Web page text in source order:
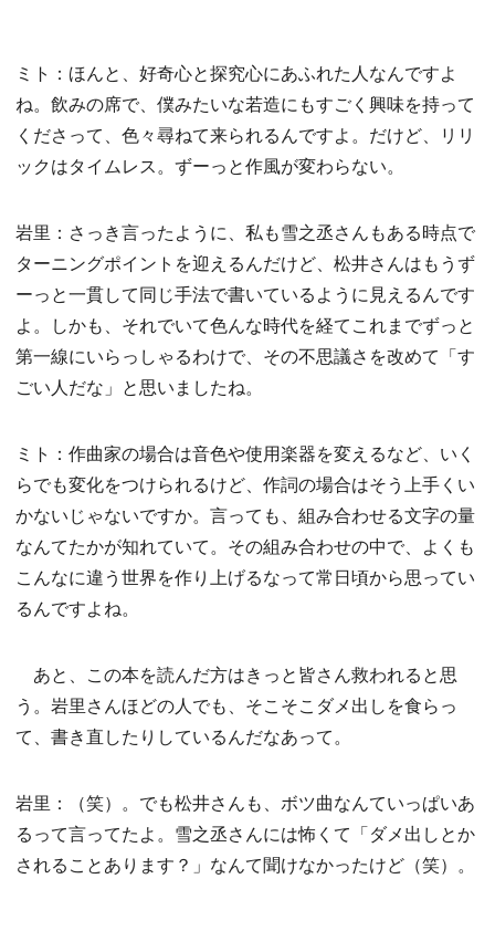
ミト：ほんと、好奇心と探究心にあふれた人なんですよ
ね。飲みの席で、僕みたいな若造にもすごく興味を持って
くださって、色々尋ねて来られるんですよ。だけど、リリ
ックはタイムレス。ずーっと作風が変わらない。
岩里：さっき言ったように、私も雪之丞さんもある時点で
ターニングポイントを迎えるんだけど、松井さんはもうず
ーっと一貫して同じ手法で書いているように見えるんです
よ。しかも、それでいて色んな時代を経てこれまでずっと
第一線にいらっしゃるわけで、その不思議さを改めて「す
ごい人だな」と思いましたね。
ミト：作曲家の場合は音色や使用楽器を変えるなど、いく
らでも変化をつけられるけど、作詞の場合はそう上手くい
かないじゃないですか。言っても、組み合わせる文字の量
なんてたかが知れていて。その組み合わせの中で、よくも
こんなに違う世界を作り上げるなって常日頃から思ってい
るんですよね。
あと、この本を読んだ方はきっと皆さん救われると思
う。岩里さんほどの人でも、そこそこダメ出しを食らっ
て、書き直したりしているんだなあって。
岩里：（笑）。でも松井さんも、ボツ曲なんていっぱいあ
るって言ってたよ。雪之丞さんには怖くて「ダメ出しとか
されることあります？」なんて聞けなかったけど（笑）。